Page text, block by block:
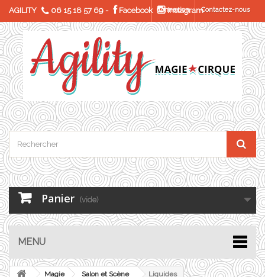
AGILITY 06 15 18 57 69 - Facebook InstagramContactez-nous
Connexion
Panier (vide)
MENU
Magie Salon et Scène Liquides